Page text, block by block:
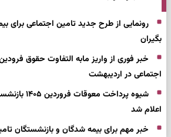
رونمایی از طرح جدید تامین اجتماعی برای
بگیران
خبر فوری از واریز مابه التفاوت حقوق
اجتماعی در اردیبهشت
شیوه پرداخت
اعلام شد
خبر مهم برای بیمه شدگان و بازنشستگان